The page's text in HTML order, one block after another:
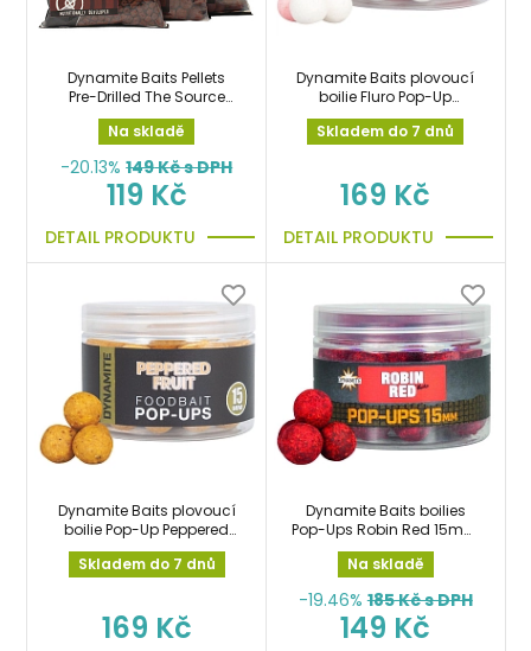
Dynamite Baits Pellets
Pre-Drilled The Source
350gr předvrtané pelety
14mm
Na skladě
-20.13% 149Kč s DPH
119 Kč
DETAIL PRODUKTU
Dynamite Baits plovoucí
boilie Fluro Pop-Up
Peppered Fruit 15mm
Skladem do 7 dnů
169 Kč
DETAIL PRODUKTU
Dynamite Baits plovoucí
boilie Pop-Up Peppered
Fruit 15mm
Skladem do 7 dnů
169 Kč
Dynamite Baits boilies
Pop-Ups Robin Red 15mm
plovoucí
Na skladě
-19.46% 185Kč s DPH
149 Kč